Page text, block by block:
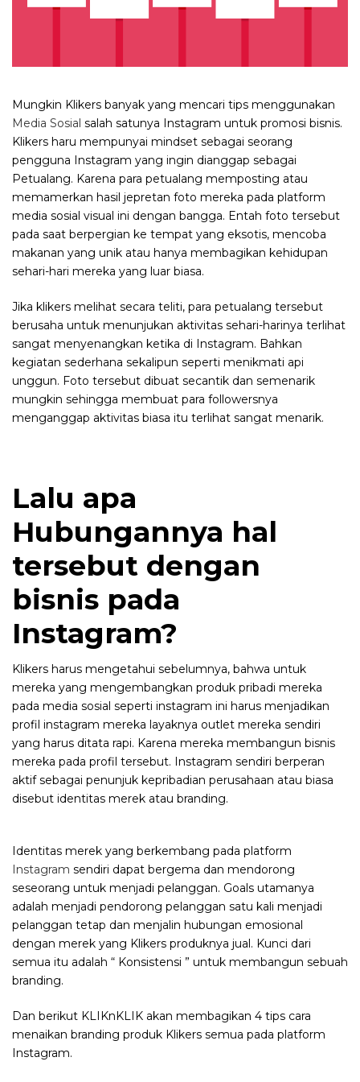
Mungkin Klikers banyak yang mencari tips menggunakan
Media Sosial salah satunya Instagram untuk promosi bisnis.
Klikers haru mempunyai mindset sebagai seorang
pengguna Instagram yang ingin dianggap sebagai
Petualang. Karena para petualang memposting atau
memamerkan hasil jepretan foto mereka pada platform
media sosial visual ini dengan bangga. Entah foto tersebut
pada saat berpergian ke tempat yang eksotis, mencoba
makanan yang unik atau hanya membagikan kehidupan
sehari-hari mereka yang luar biasa.
Jika klikers melihat secara teliti, para petualang tersebut
berusaha untuk menunjukan aktivitas sehari-harinya terlihat
sangat menyenangkan ketika di Instagram. Bahkan
kegiatan sederhana sekalipun seperti menikmati api
unggun. Foto tersebut dibuat secantik dan semenarik
mungkin sehingga membuat para followersnya
menganggap aktivitas biasa itu terlihat sangat menarik.
Lalu apa
Hubungannya hal
tersebut dengan
bisnis pada
Instagram?
Klikers harus mengetahui sebelumnya, bahwa untuk
mereka yang mengembangkan produk pribadi mereka
pada media sosial seperti instagram ini harus menjadikan
profil instagram mereka layaknya outlet mereka sendiri
yang harus ditata rapi. Karena mereka membangun bisnis
mereka pada profil tersebut. Instagram sendiri berperan
aktif sebagai penunjuk kepribadian perusahaan atau biasa
disebut identitas merek atau branding.
Identitas merek yang berkembang pada platform
Instagram sendiri dapat bergema dan mendorong
seseorang untuk menjadi pelanggan. Goals utamanya
adalah menjadi pendorong pelanggan satu kali menjadi
pelanggan tetap dan menjalin hubungan emosional
dengan merek yang Klikers produknya jual. Kunci dari
semua itu adalah “ Konsistensi ” untuk membangun sebuah
branding.
Dan berikut KLIKnKLIK akan membagikan 4 tips cara
menaikan branding produk Klikers semua pada platform
Instagram.